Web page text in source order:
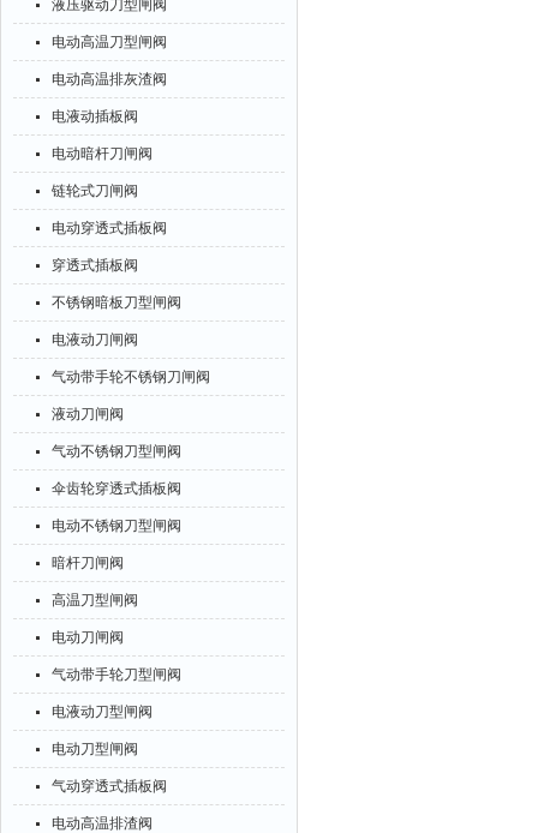
液压驱动刀型闸阀
电动高温刀型闸阀
电动高温排灰渣阀
电液动插板阀
电动暗杆刀闸阀
链轮式刀闸阀
电动穿透式插板阀
穿透式插板阀
不锈钢暗板刀型闸阀
电液动刀闸阀
气动带手轮不锈钢刀闸阀
液动刀闸阀
气动不锈钢刀型闸阀
伞齿轮穿透式插板阀
电动不锈钢刀型闸阀
暗杆刀闸阀
高温刀型闸阀
电动刀闸阀
气动带手轮刀型闸阀
电液动刀型闸阀
电动刀型闸阀
气动穿透式插板阀
电动高温排渣阀